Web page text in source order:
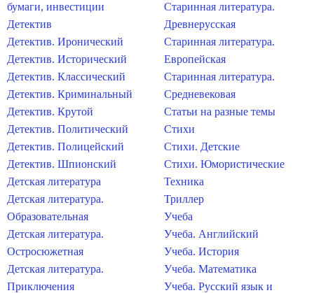
бумаги, инвестиции
Детектив
Детектив. Иронический
Детектив. Исторический
Детектив. Классический
Детектив. Криминальный
Детектив. Крутой
Детектив. Политический
Детектив. Полицейский
Детектив. Шпионский
Детская литература
Детская литература.
Образовательная
Детская литература.
Остросюжетная
Детская литература.
Приключения
Старинная литература.
Древнерусская
Старинная литература.
Европейская
Старинная литература.
Средневековая
Статьи на разные темы
Стихи
Стихи. Детские
Стихи. Юмористические
Техника
Триллер
Учеба
Учеба. Английский
Учеба. История
Учеба. Математика
Учеба. Русский язык и